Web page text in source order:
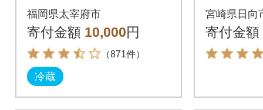
ツ専門店厳選! 「あま
おう苺」春4パック
福岡県太宰府市
寄付金額 10,000円
（871件）
冷蔵
宮崎県日向
寄付金額